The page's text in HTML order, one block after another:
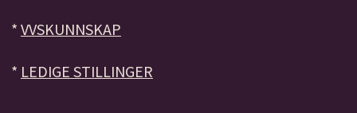
* VVSKUNNSKAP
* LEDIGE STILLINGER